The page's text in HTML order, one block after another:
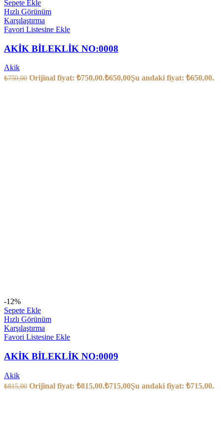
Sepete Ekle
Hızlı Görünüm
Karşılaştırma
Favori Listesine Ekle
AKİK BİLEKLİK NO:0008
Akik
₺750,00 Orijinal fiyat: ₺750,00.₺650,00Şu andaki fiyat: ₺650,00.
-12%
Sepete Ekle
Hızlı Görünüm
Karşılaştırma
Favori Listesine Ekle
AKİK BİLEKLİK NO:0009
Akik
₺815,00 Orijinal fiyat: ₺815,00.₺715,00Şu andaki fiyat: ₺715,00.